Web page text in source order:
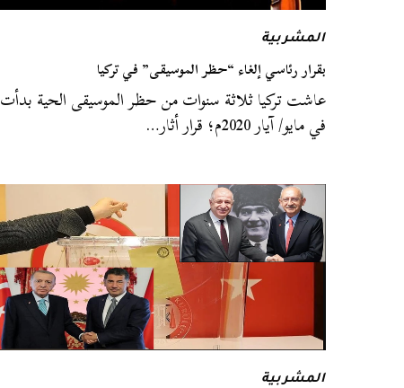
المشربية
بقرار رئاسي إلغاء “حظر الموسيقى” في تركيا
عاشت تركيا ثلاثة سنوات من حظر الموسيقى الحية بدأت
في مايو/ آيار 2020م؛ قرار أثار…
المشربية